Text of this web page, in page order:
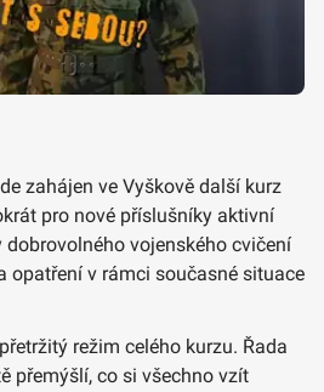
zahájen ve Vyškově další kurz
pro nové příslušníky aktivní
vojenského cvičení
opatření v rámci současné situace
režim celého kurzu. Řada
přemýšlí, co si všechno vzít